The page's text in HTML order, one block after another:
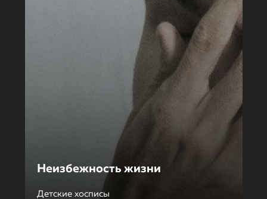
Неизбежность жизни
Детские хосписы